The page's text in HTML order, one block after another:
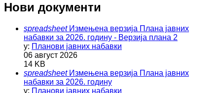
Нови документи
spreadsheet Измењена верзија Плана јавних
набавки за 2026. годину - Верзија плана 2
у: Планови јавних набавки
06 август 2026
14 KB
spreadsheet Измењена верзија Плана јавних
набавки за 2026. годину
у: Планови јавних набавки